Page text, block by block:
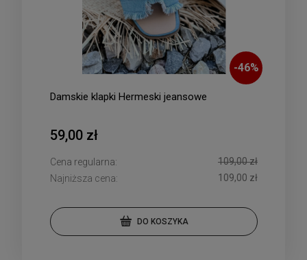
-46%
Damskie klapki Hermeski jeansowe
59,00 zł
Cena regularna:
109,00 zł
Najniższa cena:
109,00 zł
DO KOSZYKA